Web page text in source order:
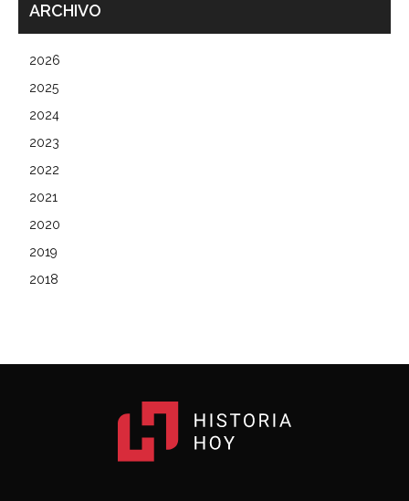
ARCHIVO
2026
2025
2024
2023
2022
2021
2020
2019
2018